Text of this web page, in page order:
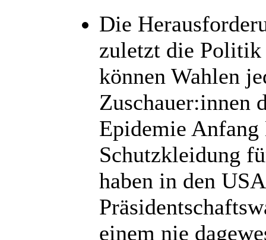
Die
zuletzt die Politik
können Wahlen
Zuschauer:innen
Epidemie
Schutzkleidung
haben in den
einem nie